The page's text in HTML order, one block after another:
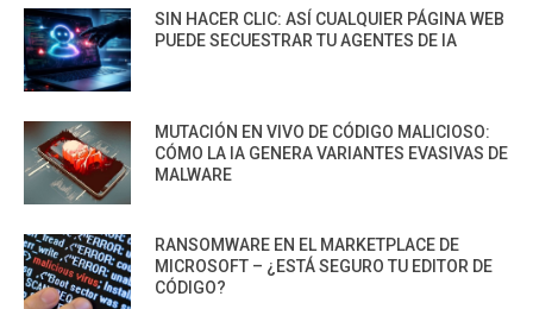
SIN HACER CLIC: ASÍ CUALQUIER PÁGINA WEB
PUEDE SECUESTRAR TU AGENTES DE IA
MUTACIÓN EN VIVO DE CÓDIGO MALICIOSO:
CÓMO LA IA GENERA VARIANTES EVASIVAS DE
MALWARE
RANSOMWARE EN EL MARKETPLACE DE
MICROSOFT – ¿ESTÁ SEGURO TU EDITOR DE
CÓDIGO?